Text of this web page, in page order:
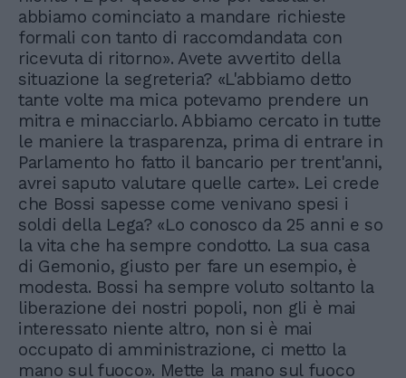
abbiamo cominciato a mandare richieste
formali con tanto di raccomdandata con
ricevuta di ritorno». Avete avvertito della
situazione la segreteria? «L'abbiamo detto
tante volte ma mica potevamo prendere un
mitra e minacciarlo. Abbiamo cercato in tutte
le maniere la trasparenza, prima di entrare in
Parlamento ho fatto il bancario per trent'anni,
avrei saputo valutare quelle carte». Lei crede
che Bossi sapesse come venivano spesi i
soldi della Lega? «Lo conosco da 25 anni e so
la vita che ha sempre condotto. La sua casa
di Gemonio, giusto per fare un esempio, è
modesta. Bossi ha sempre voluto soltanto la
liberazione dei nostri popoli, non gli è mai
interessato niente altro, non si è mai
occupato di amministrazione, ci metto la
mano sul fuoco». Mette la mano sul fuoco